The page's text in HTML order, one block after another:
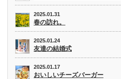
2025.01.31
春の訪れ。
2025.01.24
友達の結婚式
2025.01.17
おいしいチーズバーガー